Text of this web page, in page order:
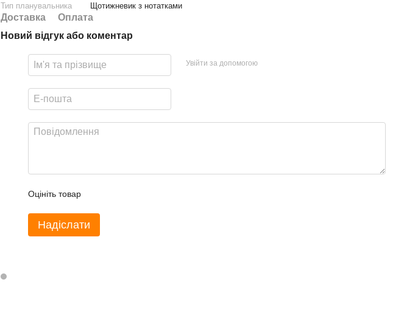
Тип планувальника
Щотижневик з нотатками
Доставка
Оплата
Новий відгук або коментар
Увійти за допомогою
Оцініть товар
Надіслати